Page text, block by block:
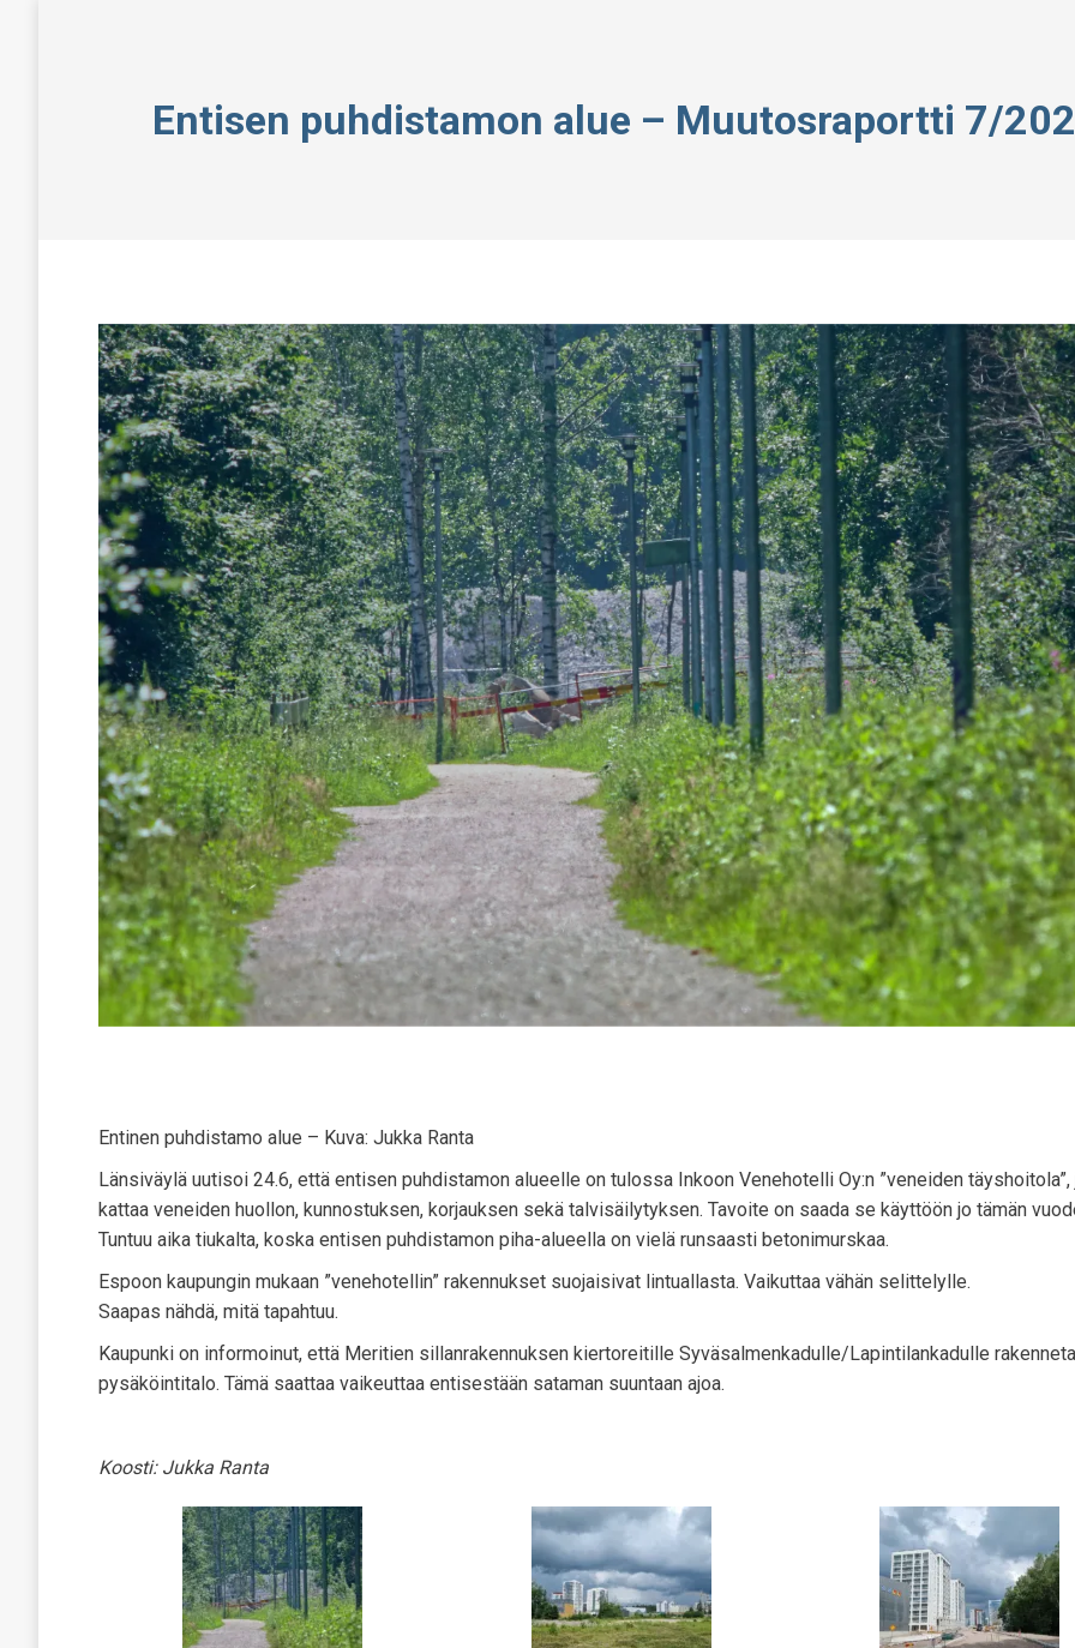
Entisen puhdistamon alue – Muutosraportti 7/
Entinen puhdistamo alue – Kuva: Jukka Ranta
Länsiväylä uutisoi 24.6, että entisen puhdistamon alueelle on tulossa Inkoon Venehotelli Oy:n ”veneiden täyshoitola”,
kattaa veneiden huollon, kunnostuksen, korjauksen sekä talvisäilytyksen. Tavoite on saada se käyttöön jo tämän
Tuntuu aika tiukalta, koska entisen puhdistamon piha-alueella on vielä runsaasti betonimurskaa.
Espoon kaupungin mukaan ”venehotellin” rakennukset suojaisivat lintuallasta. Vaikuttaa vähän selittelylle.
Saapas nähdä, mitä tapahtuu.
Kaupunki on informoinut, että Meritien sillanrakennuksen kiertoreitille Syväsalmenkadulle/Lapintilankadulle
pysäköintitalo. Tämä saattaa vaikeuttaa entisestään sataman suuntaan ajoa.
Koosti: Jukka Ranta